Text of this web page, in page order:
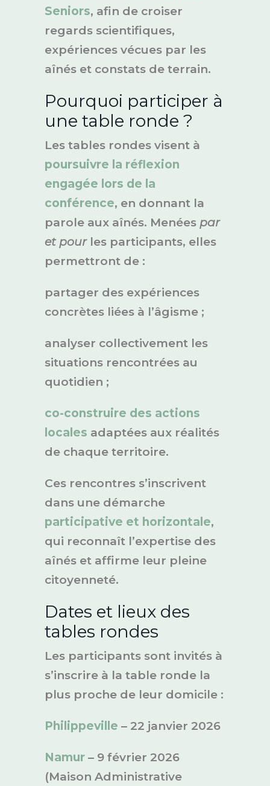
Seniors, afin de croiser
regards scientifiques,
expériences vécues par les
aînés et constats de terrain.
Pourquoi participer à
une table ronde ?
Les tables rondes visent à
poursuivre la réflexion
engagée lors de la
conférence, en donnant la
parole aux aînés. Menées par
et pourles participants, elles
permettront de :
partager des expériences
concrètes liées à l’âgisme ;
analyser collectivement les
situations rencontrées au
quotidien ;
co-construire des actions
locales adaptées aux réalités
de chaque territoire.
Ces rencontres s’inscrivent
dans une démarche
participative et horizontale,
qui reconnaît l’expertise des
aînés et affirme leur pleine
citoyenneté.
Dates et lieux des
tables rondes
Les participants sont invités à
s’inscrire à la table ronde la
plus proche de leur domicile :
Philippeville – 22 janvier 2026
Namur – 9 février 2026
(Maison Administrative